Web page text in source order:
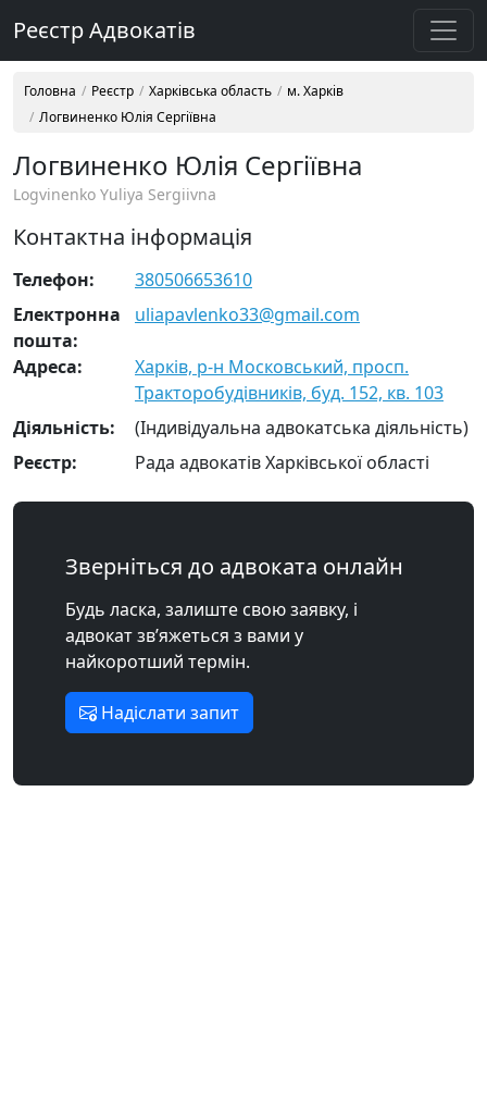
Реєстр Адвокатів
Головна Реєстр Харківська область
м. Харків
Логвиненко Юлія Сергіївна
Логвиненко Юлія Сергіївна
Logvinenko Yuliya Sergiivna
Контактна інформація
Телефон:
380506653610
Електронна
пошта:
uliapavlenko33@gmail.com
Адреса:
Харків, р-н Московський, просп.
Тракторобудівників, буд. 152, кв. 103
Діяльність:
(Індивідуальна адвокатська діяльність)
Реєстр:
Рада адвокатів Харківської області
Зверніться до адвоката онлайн
Будь ласка, залиште свою заявку, і
адвокат зв’яжеться з вами у
найкоротший термін.
Надіслати запит